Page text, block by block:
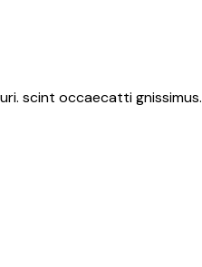
scint occaecatti gnissimus.